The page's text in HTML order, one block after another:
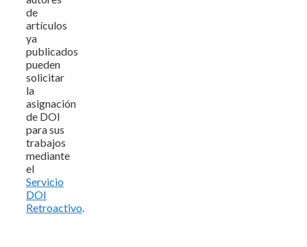
de
artículos
ya
publicados
pueden
solicitar
la
asignación
de DOI
para sus
trabajos
mediante
el
Servicio
DOI
Retroactivo